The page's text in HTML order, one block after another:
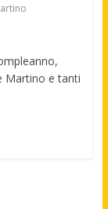
Martino e tanti